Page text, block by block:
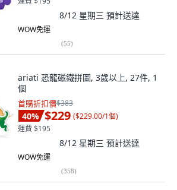
8/12 星期三 預計送達
WOW免運
(55)
ariati 恐龍磁鐵拼圖, 3歲以上, 27件, 1
個
首購折扣價$383
40% $229 ($229.00/1個)
運費 $195
8/12 星期三 預計送達
WOW免運
(358)